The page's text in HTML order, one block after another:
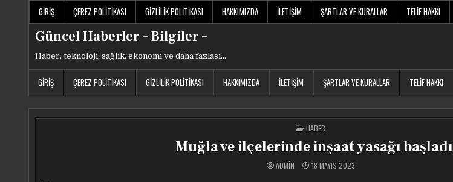
GIRIŞ ÇEREZ POLITIKASI GIZLILIK POLITIKASI HAKKIMIZDA İLETIŞIM ŞARTLAR VE KURALLAR TELIF HAKKI
Güncel Haberler – Bilgiler –
Haber, teknoloji, sağlık, ekonomi ve daha fazlası…
GIRIŞ ÇEREZ POLITIKASI GIZLILIK POLITIKASI HAKKIMIZDA İLETIŞIM ŞARTLAR VE KURALLAR TELIF HAKKI
POSTED
IN
HABER
Muğla ve ilçelerinde inşaat yasağı başladı
ADMIN 18 MAYIS 2023